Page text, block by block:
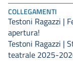
COLLEGAMENTI
Testoni Ragazzi |
apertura!
Testoni Ragazzi |
teatrale 2025-